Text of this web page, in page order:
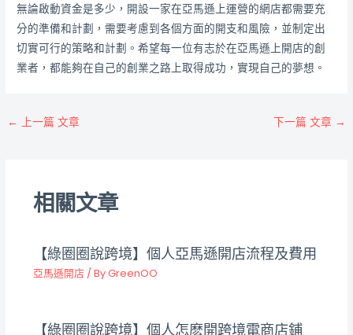
無論啟動資金是多少，開設一家在亞馬遜上運營的網店都需要充
分的準備和計劃，需要考慮到各個方面的開支和風險，並制定出
切實可行的策略和計劃。希望每一位有志於在亞馬遜上開店的創
業者，都能夠在自己的創業之路上取得成功，實現自己的夢想。
← 上一篇 文章 下一篇 文章 →
相關文章
【綠圈圈說跨境】個人亞馬遜開店流程及費用
亞馬遜開店 / ByGreenOO
【綠圈圈說跨境】個人怎麽開跨境電商店鋪